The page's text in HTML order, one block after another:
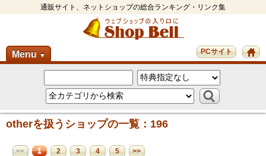
通販サイト、ネットショップの総合ランキング・リンク集
Menu ▼ PCサイト
otherを扱うショップの一覧：196
<< 1 2 3 4 5 >>